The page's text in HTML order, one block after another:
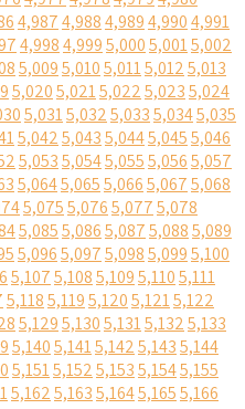
4,9874,9884,9894,9904,991
4,9984,9995,0005,0015,002
5,0095,0105,0115,0125,013
5,0205,0215,0225,0235,024
5,0315,0325,0335,0345,035
5,0425,0435,0445,0455,046
5,0535,0545,0555,0565,057
5,0645,0655,0665,0675,068
5,0755,0765,0775,078
5,0855,0865,0875,0885,089
5,0965,0975,0985,0995,100
5,1075,1085,1095,1105,111
5,1185,1195,1205,1215,122
5,1295,1305,1315,1325,133
5,1405,1415,1425,1435,144
5,1515,1525,1535,1545,155
5,1625,1635,1645,1655,166